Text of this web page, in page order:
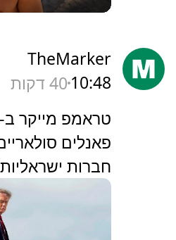
TheMarker
10:48 40 דקות
פאנלים
חברות